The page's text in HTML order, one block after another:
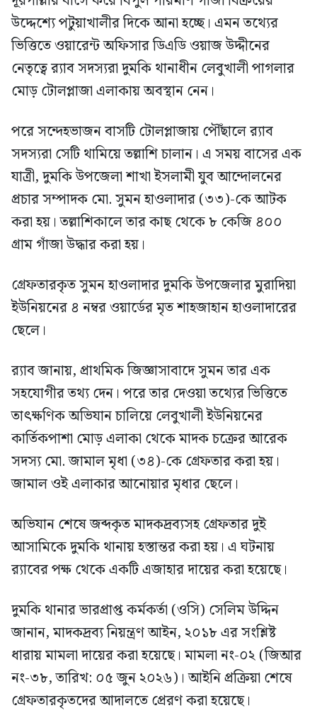
উদ্দেশ্যে পটুয়াখালীর দিকে আনা হচ্ছে। এমন তথ্যের
ভিত্তিতে ওয়ারেন্ট অফিসার ডিএডি ওয়াজ উদ্দীনের
নেতৃত্বে র‍্যাব সদস্যরা দুমকি থানাধীন লেবুখালী পাগলার
মোড় টোলপ্লাজা এলাকায় অবস্থান নেন।
পরে সন্দেহভাজন বাসটি টোলপ্লাজায় পৌঁছালে র‍্যাব
সদস্যরা সেটি থামিয়ে তল্লাশি চালান। এ সময় বাসের এক
যাত্রী, দুমকি উপজেলা শাখা ইসলামী যুব আন্দোলনের
প্রচার সম্পাদক মো. সুমন হাওলাদার (৩৩)-কে আটক
করা হয়। তল্লাশিকালে তার কাছ থেকে ৮ কেজি ৪০০
গ্রাম গাঁজা উদ্ধার করা হয়।
গ্রেফতারকৃত সুমন হাওলাদার দুমকি উপজেলার মুরাদিয়া
ইউনিয়নের ৪ নম্বর ওয়ার্ডের মৃত শাহজাহান হাওলাদারের
ছেলে।
র‍্যাব জানায়, প্রাথমিক জিজ্ঞাসাবাদে সুমন তার এক
সহযোগীর তথ্য দেন। পরে তার দেওয়া তথ্যের ভিত্তিতে
তাৎক্ষণিক অভিযান চালিয়ে লেবুখালী ইউনিয়নের
কার্তিকপাশা মোড় এলাকা থেকে মাদক চক্রের আরেক
সদস্য মো. জামাল মৃধা (৩৪)-কে গ্রেফতার করা হয়।
জামাল ওই এলাকার আনোয়ার মৃধার ছেলে।
অভিযান শেষে জব্দকৃত মাদকদ্রব্যসহ গ্রেফতার দুই
আসামিকে দুমকি থানায় হস্তান্তর করা হয়। এ ঘটনায়
র‍্যাবের পক্ষ থেকে একটি এজাহার দায়ের করা হয়েছে।
দুমকি থানার ভারপ্রাপ্ত কর্মকর্তা (ওসি) সেলিম উদ্দিন
জানান, মাদকদ্রব্য নিয়ন্ত্রণ আইন, ২০১৮ এর সংশ্লিষ্ট
ধারায় মামলা দায়ের করা হয়েছে। মামলা নং-০২ (জিআর
নং-৩৮, তারিখ: ০৫ জুন ২০২৬)। আইনি প্রক্রিয়া শেষে
গ্রেফতারকৃতদের আদালতে প্রেরণ করা হয়েছে।